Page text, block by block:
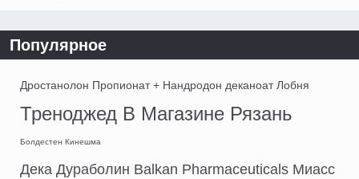
Популярное
Дростанолон Пропионат + Нандродон деканоат Лобня
Треноджед В Магазине Рязань
Болдестен Кинешма
Дека Дураболин Balkan Pharmaceuticals Миасс